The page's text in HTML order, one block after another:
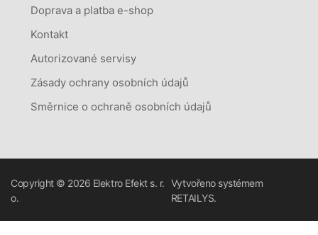
Doprava a platba e-shop
Kontakt
Autorizované servisy
Zásady ochrany osobních údajů
Směrnice o ochraně osobních údajů
Copyright © 2026 Elektro Efekt s. r.
o.
Vytvořeno systémem
RETAILYS.